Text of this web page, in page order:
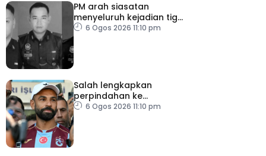
PM arah siasatan
menyeluruh kejadian tiga
anggota polis maut
6 Ogos 2026 11:10 pm
Salah lengkapkan
perpindahan ke
Trabzonspor
6 Ogos 2026 11:10 pm